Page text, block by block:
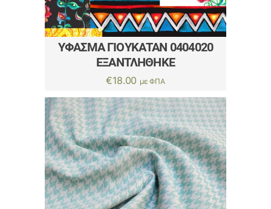
ΎΦΑΣΜΑ ΓΙΟΥΚΑΤΑΝ 0404020
ΕΞΑΝΤΛΗΘΗΚΕ
€18.00 με ΦΠΑ